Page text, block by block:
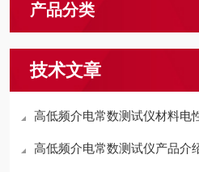
产品分类
技术文章
高低频介电常数测试仪材料电
高低频介电常数测试仪产品介